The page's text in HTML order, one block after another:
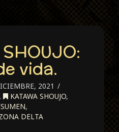
vida.
2021
, KATAWA SHOUJO,
,
DELTA